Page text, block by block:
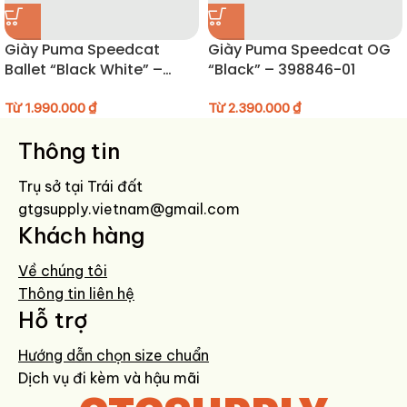
tập luyện.
HƯỚNG DẪN BẢO QUẢN GIÀY
Để nơi thoáng mát, tránh phơi nắng trực tiếp
Khi không sử dụng, nên nhét giấy giữ form giày
Tránh tiếp xúc với hóa chất tẩy rửa mạnh lên bề mặt vải
Giày Puma Speedcat
Ballet “Black White” –
Từ1.990.000₫
Giày Puma Speedcat OG
“Black” – 398846-01
Từ2.390.000₫
Thông tin
Trụ sở tại Trái đất
gtgsupply.vietnam@gmail.com
Khách hàng
Về chúng tôi
Thông tin liên hệ
Hỗ trợ
Hướng dẫn chọn size chuẩn
Dịch vụ đi kèm và hậu mãi